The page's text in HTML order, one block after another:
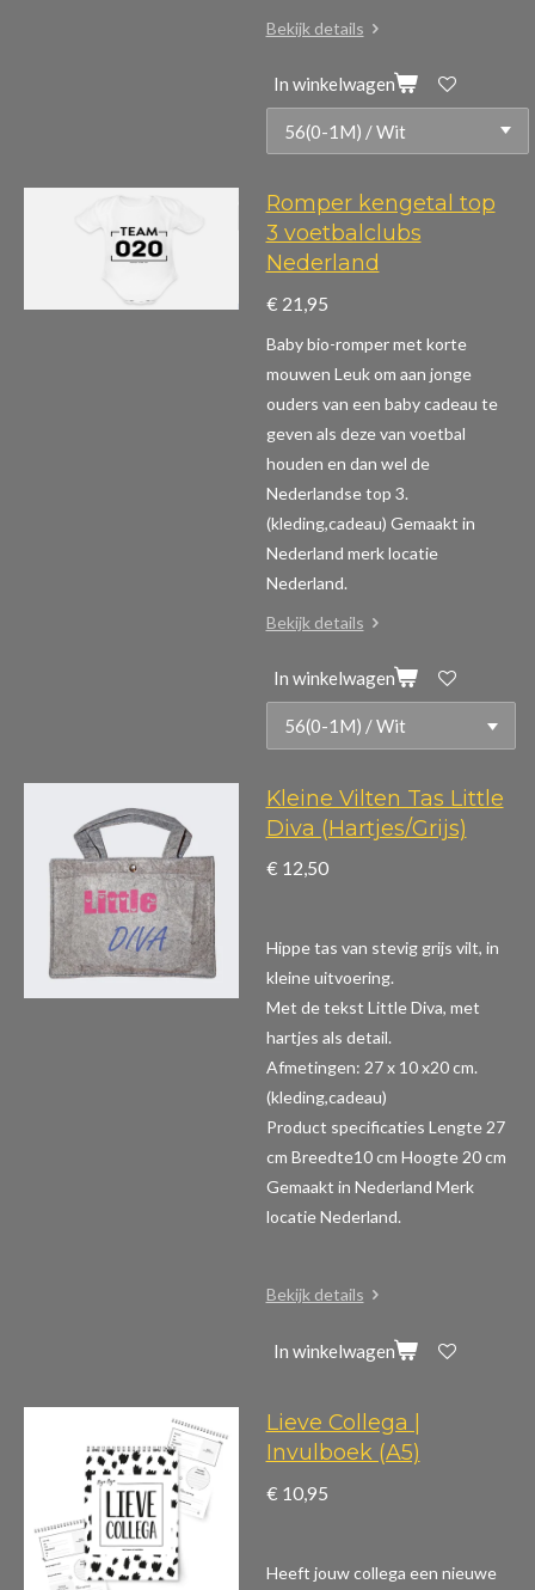
Bekijk details
In winkelwagen
Romper kengetal top
3 voetbalclubs
Nederland
€ 21,95
Baby bio-romper met korte
mouwen Leuk om aan jonge
ouders van een baby cadeau te
geven als deze van voetbal
houden en dan wel de
Nederlandse top 3.
(kleding,cadeau) Gemaakt in
Nederland merk locatie
Nederland.
Bekijk details
In winkelwagen
Kleine Vilten Tas Little
Diva (Hartjes/Grijs)
€ 12,50
Hippe tas van stevig grijs vilt, in
kleine uitvoering.
Met de tekst Little Diva, met
hartjes als detail.
Afmetingen: 27 x 10 x20 cm.
(kleding,cadeau)
Product specificaties Lengte 27
cm Breedte10 cm Hoogte 20 cm
Gemaakt in Nederland Merk
locatie Nederland.
Bekijk details
In winkelwagen
Lieve Collega |
Invulboek (A5)
€ 10,95
Heeft jouw collega een nieuwe